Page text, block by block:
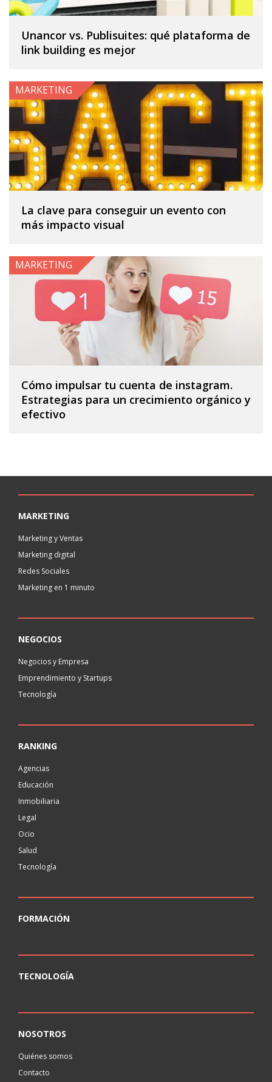
Unancor vs. Publisuites: qué plataforma de
link building es mejor
La clave para conseguir un evento con
más impacto visual
MARKETING
Cómo impulsar tu cuenta de instagram.
Estrategias para un crecimiento orgánico y
efectivo
MARKETING
MARKETING
Marketing y Ventas
Marketing digital
Redes Sociales
Marketing en 1 minuto
NEGOCIOS
Negocios y Empresa
Emprendimiento y Startups
Tecnología
RANKING
Agencias
Educación
Inmobiliaria
Legal
Ocio
Salud
Tecnología
FORMACIÓN
TECNOLOGÍA
NOSOTROS
Quiénes somos
Contacto